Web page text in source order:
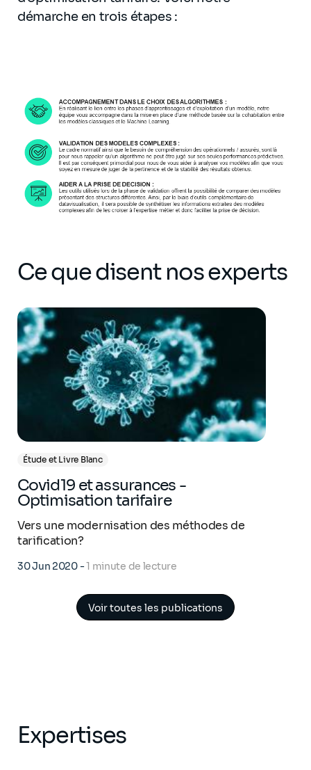
démarche en trois étapes :
Ce que disent nos experts
Étude et Livre Blanc
Covid19 et assurances -
Optimisation tarifaire
Vers une modernisation des méthodes de
tarification?
30 Jun 2020-1 minute de lecture
Voir toutes les publications
Expertises